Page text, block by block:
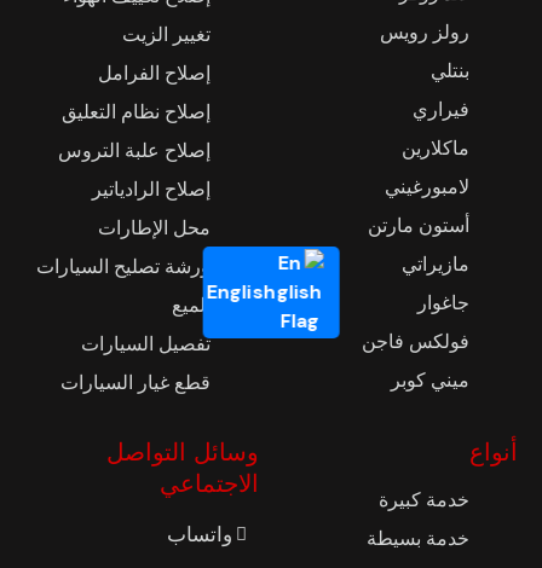
English
رولز رويس
بنتلي
فيراري
ماكلارين
لامبورغيني
أستون مارتن
مازيراتي
جاغوار
فولكس فاجن
ميني كوبر
تغيير الزيت
إصلاح الفرامل
إصلاح نظام التعليق
إصلاح علبة التروس
إصلاح الرادياتير
محل الإطارات
ورشة تصليح السيارات
تلميع
تفصيل السيارات
قطع غيار السيارات
أنواع
خدمة كبيرة
خدمة بسيطة
وسائل التواصل
الاجتماعي
واتساب